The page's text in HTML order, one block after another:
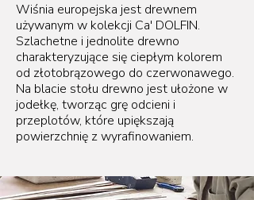
Wiśnia europejska jest drewnem
używanym w kolekcji Ca' DOLFIN.
Szlachetne i jednolite drewno
charakteryzujące się ciepłym kolorem
od złotobrązowego do czerwonawego.
Na blacie stołu drewno jest ułożone w
jodełkę, tworząc grę odcieni i
przeplotów, które upiększają
powierzchnię z wyrafinowaniem.